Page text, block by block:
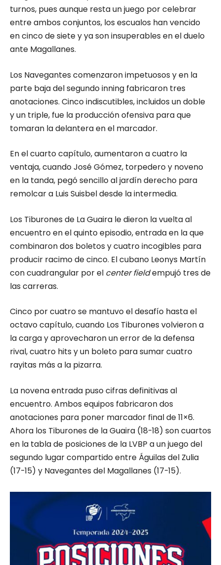
turnos, pues aunque resta un juego por celebrar
entre ambos conjuntos, los escualos han vencido
en cinco de siete y ya son insuperables en el duelo
ante Magallanes.
Los Navegantes comenzaron impetuosos y en la
parte baja del segundo inning fabricaron tres
anotaciones. Cinco indiscutibles, incluidos un doble
y un triple, fue la producción ofensiva para que
tomaran la delantera en el marcador.
En el cuarto capítulo, aumentaron a cuatro la
ventaja, cuando José Gómez, torpedero y noveno
en la tanda, pegó sencillo al jardín derecho para
remolcar a Luis Suisbel desde la intermedia.
Los Tiburones de La Guaira le dieron la vuelta al
encuentro en el quinto episodio, entrada en la que
combinaron dos boletos y cuatro incogibles para
producir racimo de cinco. El cubano Leonys Martín
con cuadrangular por el center fieldempujó tres de
las carreras.
Cinco por cuatro se mantuvo el desafío hasta el
octavo capítulo, cuando Los Tiburones volvieron a
la carga y aprovecharon un error de la defensa
rival, cuatro hits y un boleto para sumar cuatro
rayitas más a la pizarra.
La novena entrada puso cifras definitivas al
encuentro. Ambos equipos fabricaron dos
anotaciones para poner marcador final de 11×6.
Ahora los Tiburones de la Guaira (18-18) son cuartos
en la tabla de posiciones de la LVBP a un juego del
segundo lugar compartido entre Águilas del Zulia
(17-15) y Navegantes del Magallanes (17-15).